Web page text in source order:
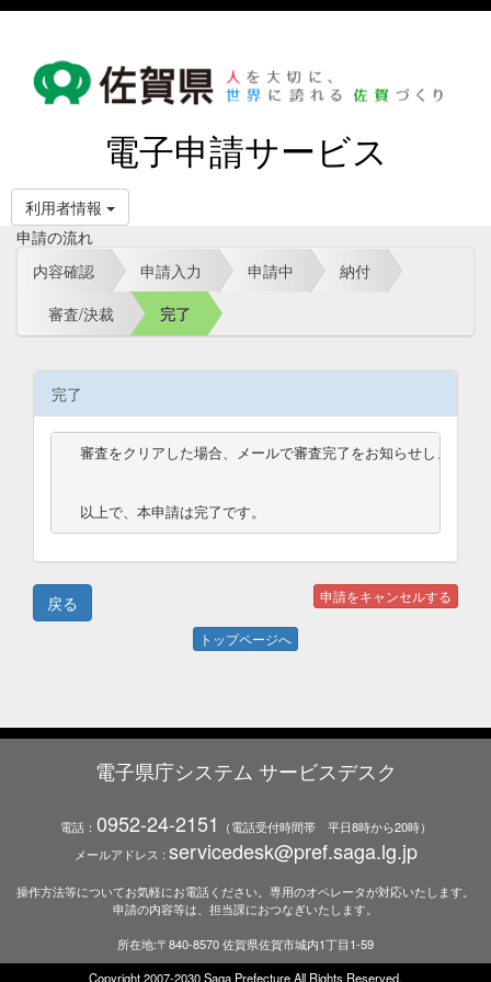
電子申請サービス
利用者情報
申請の流れ
内容確認
申請入力 申請中
納付
審査/決裁
完了
完了
審査をクリアした場合、メールで審査完了をお知らせします。
以上で、本申請は完了です。
トップページへ
電子県庁システム サービスデスク
電話： 0952-24-2151
（電話受付時間帯 平日8時から20時）
メールアドレス : servicedesk@pref.saga.lg.jp
操作方法等についてお気軽にお電話ください。専用のオペレータが対応いたします。
申請の内容等は、担当課におつなぎいたします。
所在地:〒840-8570 佐賀県佐賀市城内1丁目1-59
Copyright 2007-2030 Saga Prefecture.All Rights Reserved.